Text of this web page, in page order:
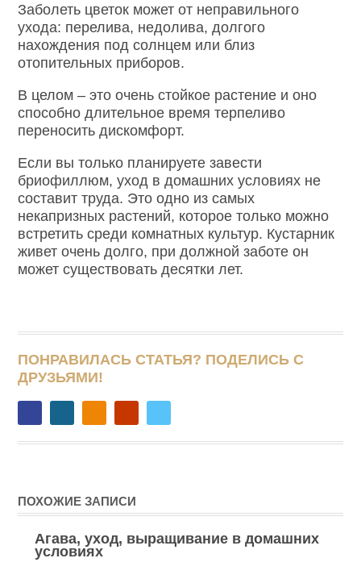
Заболеть цветок может от неправильного
ухода: перелива, недолива, долгого
нахождения под солнцем или близ
отопительных приборов.
В целом – это очень стойкое растение и оно
способно длительное время терпеливо
переносить дискомфорт.
Если вы только планируете завести
бриофиллюм, уход в домашних условиях не
составит труда. Это одно из самых
некапризных растений, которое только можно
встретить среди комнатных культур. Кустарник
живет очень долго, при должной заботе он
может существовать десятки лет.
ПОНРАВИЛАСЬ СТАТЬЯ? ПОДЕЛИСЬ С
ДРУЗЬЯМИ!
ПОХОЖИЕ ЗАПИСИ
Агава, уход, выращивание в домашних
условиях